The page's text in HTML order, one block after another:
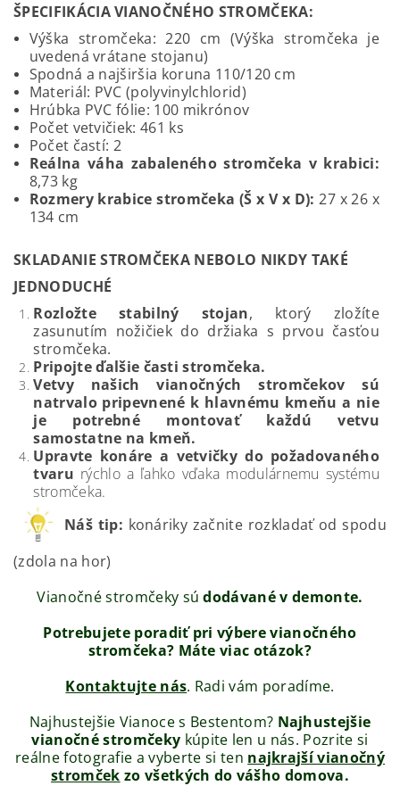
ŠPECIFIKÁCIAVIANOČNÉHO STROMČEKA:
Výška stromčeka: 220 cm (Výška stromčeka je
uvedená vrátane stojanu)
Spodná a najširšia koruna 110/120 cm
Materiál: PVC (polyvinylchlorid)
Hrúbka PVC fólie: 100 mikrónov
Počet vetvičiek: 461 ks
Počet častí: 2
Reálna váha zabaleného stromčeka v krabici:
8,73 kg
Rozmery krabice stromčeka (Š x V x D):27 x 26 x
134 cm
SKLADANIE STROMČEKA NEBOLO NIKDY TAKÉ
JEDNODUCHÉ
Rozložte stabilný stojan, ktorý zložíte
zasunutím nožičiek do držiaka s prvou časťou
stromčeka.
Pripojte ďalšie časti stromčeka.
Vetvy našich vianočných stromčekov sú
natrvalo pripevnené k hlavnému kmeňu a nie
je potrebné montovať každú vetvu
samostatne na kmeň.
Upravte konáre a vetvičky do požadovaného
tvaru rýchlo a ľahko vďaka modulárnemu systému
stromčeka.
Náš tip: konáriky začnite rozkladať od spodu
(zdola na hor)
Vianočné stromčeky súdodávané v demonte.
Potrebujete poradiť pri výbere vianočného
stromčeka? Máte viac otázok?
Kontaktujte nás. Radi vám poradíme.
Najhustejšie Vianoce s Bestentom? Najhustejšie
vianočné stromčeky kúpite len u nás. Pozrite si
reálne fotografie a vyberte si ten najkrajší vianočný
stromček zo všetkých do vášho domova.